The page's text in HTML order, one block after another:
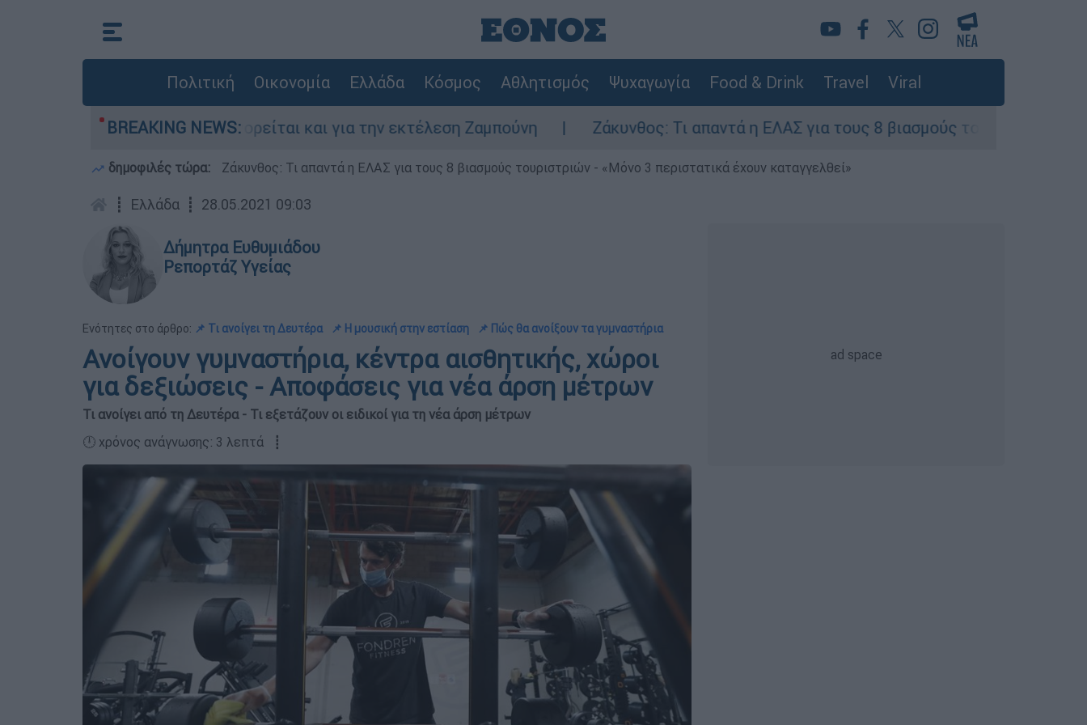
Πολιτική Οικονομία Ελλάδα Κόσμος Αθλητισμός Ψυχαγωγία Food & Drink Travel Viral
BREAKING NEWS:
Ελλάδα - Κατηγορείται και για την εκτέλεση Ζαμπούνη Ζάκυνθος: Τι απαντά η ΕΛΑΣ για τους 8 βιασμούς τουριστριών - «Μόνο 3
δημοφιλές τώρα: Ζάκυνθος: Τι απαντά η ΕΛΑΣ για τους 8 βιασμούς τουριστριών - «Μόνο 3 περιστατικά έχουν καταγγελθεί»
┋ Ελλάδα ┋ 28.05.2021 09:03
Δήμητρα Ευθυμιάδου
Ρεπορτάζ Υγείας
Ενότητες στο άρθρο: 📌 Τι ανοίγει τη Δευτέρα 📌 Η μουσική στην εστίαση 📌 Πώς θα ανοίξουν τα γυμναστήρια
Ανοίγουν γυμναστήρια, κέντρα αισθητικής, χώροι
για δεξιώσεις - Αποφάσεις για νέα άρση μέτρων
Τι ανοίγει από τη Δευτέρα - Τι εξετάζουν οι ειδικοί για τη νέα άρση μέτρων
🕛 χρόνος ανάγνωσης: 3 λεπτά ┋